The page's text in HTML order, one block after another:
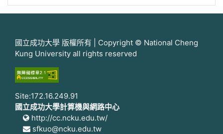
國立成功大學 版權所有 | Copyright © National Cheng
Kung University all rights reserved
Site:172.16.249.91
國立成功大學計算機與網路中心
http://cc.ncku.edu.tw/
sfkuo@ncku.edu.tw